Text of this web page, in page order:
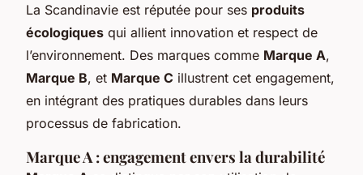
La Scandinavie est réputée pour ses produits
écologiques qui allient innovation et respect de
l’environnement. Des marques comme Marque A,
Marque B, et Marque C illustrent cet engagement,
en intégrant des pratiques durables dans leurs
processus de fabrication.
Marque A : engagement envers la durabilité